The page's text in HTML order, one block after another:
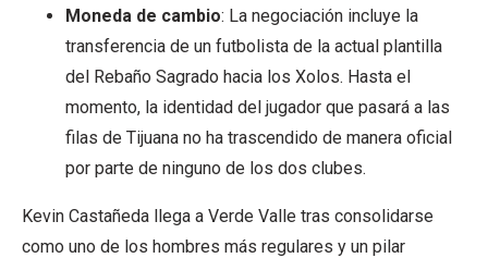
Moneda de cambio: La negociación incluye la
transferencia de un futbolista de la actual plantilla
del Rebaño Sagrado hacia los Xolos. Hasta el
momento, la identidad del jugador que pasará a las
filas de Tijuana no ha trascendido de manera oficial
por parte de ninguno de los dos clubes.
Kevin Castañeda llega a Verde Valle tras consolidarse
como uno de los hombres más regulares y un pilar